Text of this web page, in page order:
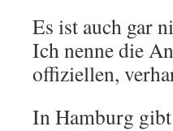
Es ist auch gar
Ich nenne die
offiziellen,
In Hamburg gibt